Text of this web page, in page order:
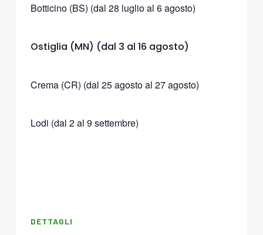
Botticino (BS) (dal 28 luglio al 6 agosto)
Ostiglia (MN) (dal 3 al 16 agosto)
Crema (CR) (dal 25 agosto al 27 agosto)
Lodi (dal 2 al 9 settembre)
DETTAGLI